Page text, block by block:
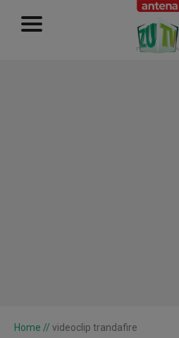
RECLAMĂ
Home // videoclip trandafire